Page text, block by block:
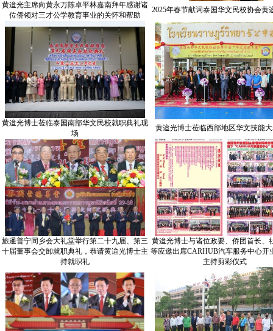
黄迨光主席向黄永万陈卓平林嘉南拜年感谢诸
位侨领对三才公学教育事业的关怀和帮助
2025年春节献词泰国华文民校协会黄
黄迨光博士莅临泰国南部华文民校就职典礼现
场
黄迨光博士莅临西部地区华文技能
旅暹普宁同乡会大礼堂举行第二十九届、第三
十届董事会交卸就职典礼，恭请黄迨光博士主
持就职礼
黄迨光博士与诸位政要、侨团首长、
等应邀出席CARHUB汽车服务中心开
主持剪彩仪式